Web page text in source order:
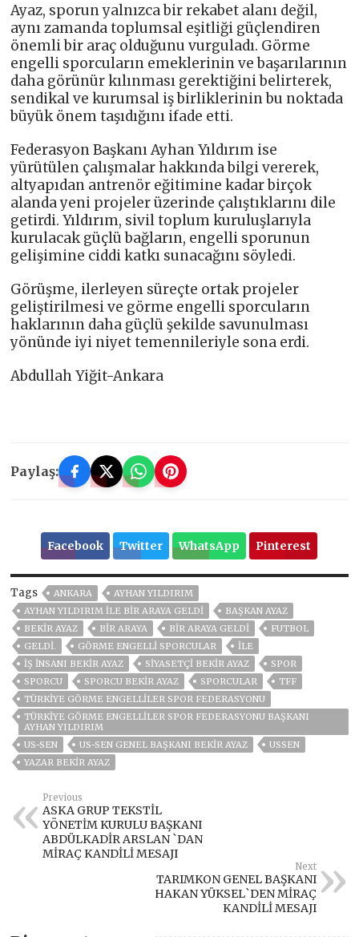
Ayaz, sporun yalnızca bir rekabet alanı değil,
aynı zamanda toplumsal eşitliği güçlendiren
önemli bir araç olduğunu vurguladı. Görme
engelli sporcuların emeklerinin ve başarılarının
daha görünür kılınması gerektiğini belirterek,
sendikal ve kurumsal iş birliklerinin bu noktada
büyük önem taşıdığını ifade etti.
Federasyon Başkanı Ayhan Yıldırım ise
yürütülen çalışmalar hakkında bilgi vererek,
altyapıdan antrenör eğitimine kadar birçok
alanda yeni projeler üzerinde çalıştıklarını dile
getirdi. Yıldırım, sivil toplum kuruluşlarıyla
kurulacak güçlü bağların, engelli sporunun
gelişimine ciddi katkı sunacağını söyledi.
Görüşme, ilerleyen süreçte ortak projeler
geliştirilmesi ve görme engelli sporcuların
haklarının daha güçlü şekilde savunulması
yönünde iyi niyet temennileriyle sona erdi.
Abdullah Yiğit-Ankara
Paylaş:
Facebook Twitter WhatsApp Pinterest
Tags ANKARA
AYHAN YILDIRIM
AYHAN YILDIRIM ILE BIR ARAYA GELDI
BAŞKAN AYAZ
BEKİR AYAZ
BIR ARAYA BIR ARAYA GELDI
FUTBOL
GELDI.
GÖRME ENGELLI SPORCULAR
ILE
IŞ INSANI BEKIR AYAZ
SIYASETÇI BEKIR AYAZ
SPOR
SPORCU
SPORCU BEKIR AYAZ SPORCULAR
TFF
TÜRKIYE GÖRME ENGELLILER SPOR FEDERASYONU
TÜRKIYE GÖRME ENGELLILER SPOR FEDERASYONU BAŞKANI
AYHAN YILDIRIM
US-SEN
US-SEN GENEL BAŞKANI BEKIR AYAZ
USSEN
YAZAR BEKIR AYAZ
Previous
ASKA GRUP TEKSTİL
YÖNETİM KURULU BAŞKANI
ABDÜLKADİR ARSLAN `DAN
MİRAÇ KANDİLİ MESAJI
Next
TARIMKON GENEL BAŞKANI
HAKAN YÜKSEL`DEN MİRAÇ
KANDİLİ MESAJI